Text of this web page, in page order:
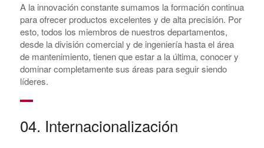
A la innovación constante sumamos la formación continua
para ofrecer productos excelentes y de alta precisión. Por
esto, todos los miembros de nuestros departamentos,
desde la división comercial y de ingeniería hasta el área
de mantenimiento, tienen que estar a la última, conocer y
dominar completamente sus áreas para seguir siendo
líderes.
04. Internacionalización